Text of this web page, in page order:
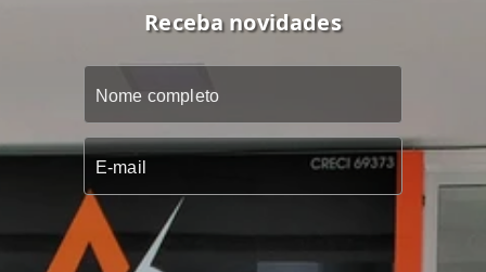
Receba novidades